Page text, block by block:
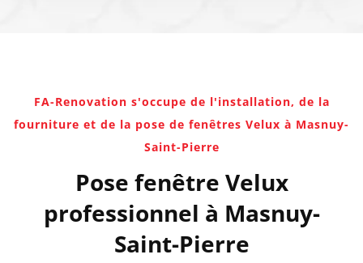
FA-Renovation s'occupe de l'installation, de la
fourniture et de la pose de fenêtres Velux à Masnuy-
Saint-Pierre
Pose fenêtre Velux
professionnel à Masnuy-
Saint-Pierre